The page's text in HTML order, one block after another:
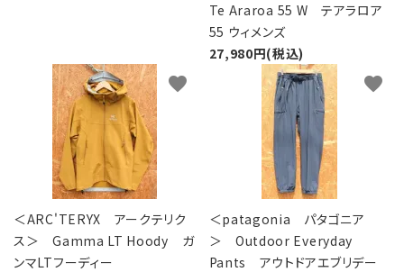
Te Araroa 55 W テアラロア
55 ウィメンズ
27,980円(税込)
＜ARC'TERYX アークテリク
ス＞ Gamma LT Hoody ガ
ンマLTフーディー
favorite
＜patagonia パタゴニア
＞ Outdoor Everyday
Pants アウトドアエブリデー
favorite